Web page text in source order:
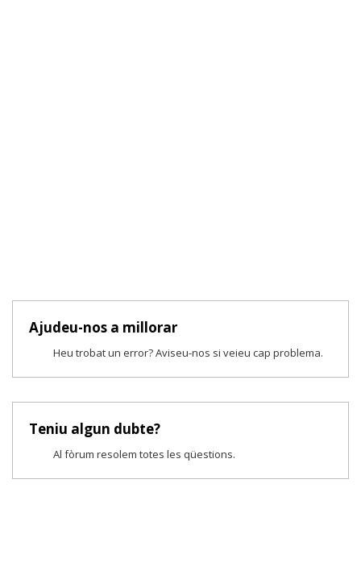
Ajudeu-nos a millorar
Heu trobat un error? Aviseu-nos si veieu cap problema.
Teniu algun dubte?
Al fòrum resolem totes les qüestions.